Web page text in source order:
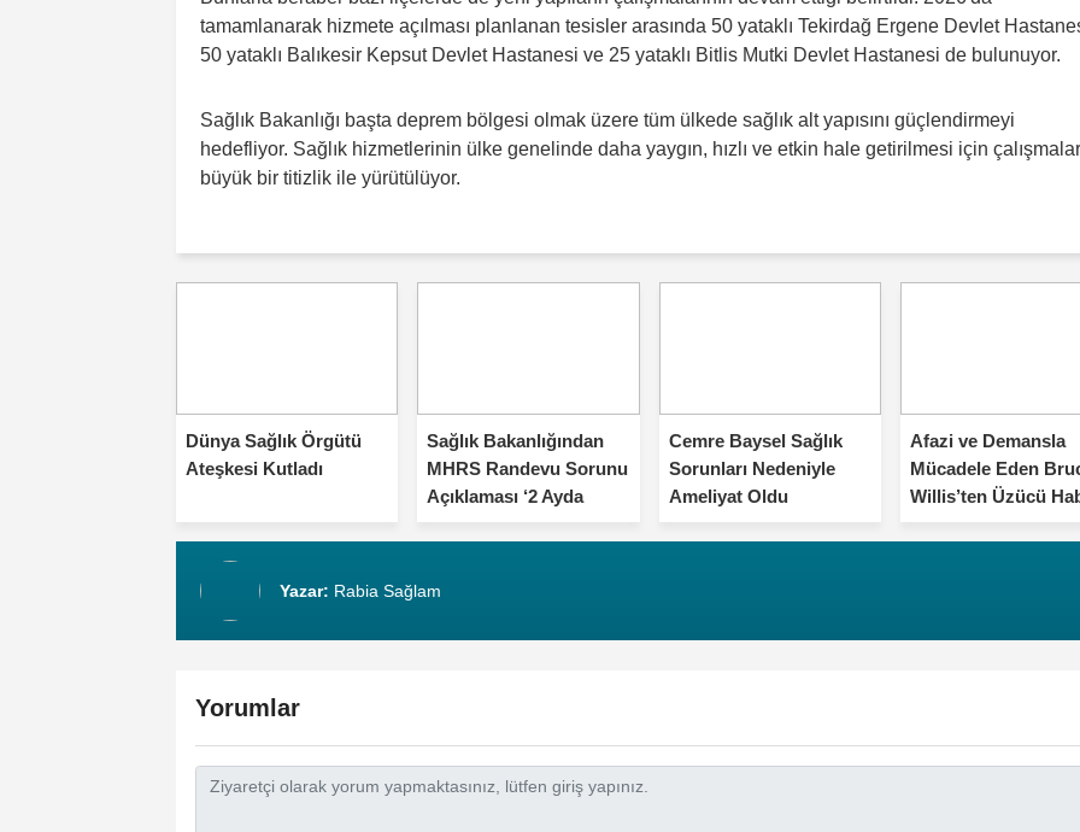
tamamlanarak hizmete açılması planlanan tesisler arasında 50 yataklı Tekirdağ Ergene Devlet
50 yataklı Balıkesir Kepsut Devlet Hastanesi ve 25 yataklı Bitlis Mutki Devlet Hastanesi de bulunuyor.
Sağlık Bakanlığı başta deprem bölgesi olmak üzere tüm ülkede sağlık alt yapısını güçlendirmeyi
hedefliyor. Sağlık hizmetlerinin ülke genelinde daha yaygın, hızlı ve etkin hale getirilmesi için çalışmalar
büyük bir titizlik ile yürütülüyor.
Dünya Sağlık Örgütü
Ateşkesi Kutladı
Sağlık Bakanlığından
MHRS Randevu Sorunu
Açıklaması ‘2 Ayda
Cemre Baysel Sağlık
Sorunları Nedeniyle
Ameliyat Oldu
Afazi ve Demansla
Mücadele Eden
Willis’ten Üzücü
Yazar: Rabia Sağlam
Yorumlar